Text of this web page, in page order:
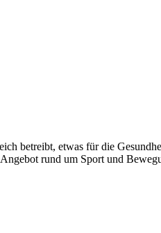
betreibt, etwas für die
rund um Sport und